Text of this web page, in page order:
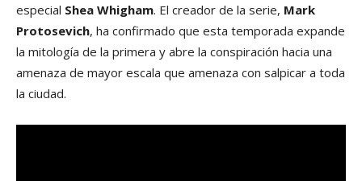
especial Shea Whigham. El creador de la serie, Mark
Protosevich, ha confirmado que esta temporada expande
la mitología de la primera y abre la conspiración hacia una
amenaza de mayor escala que amenaza con salpicar a toda
la ciudad.